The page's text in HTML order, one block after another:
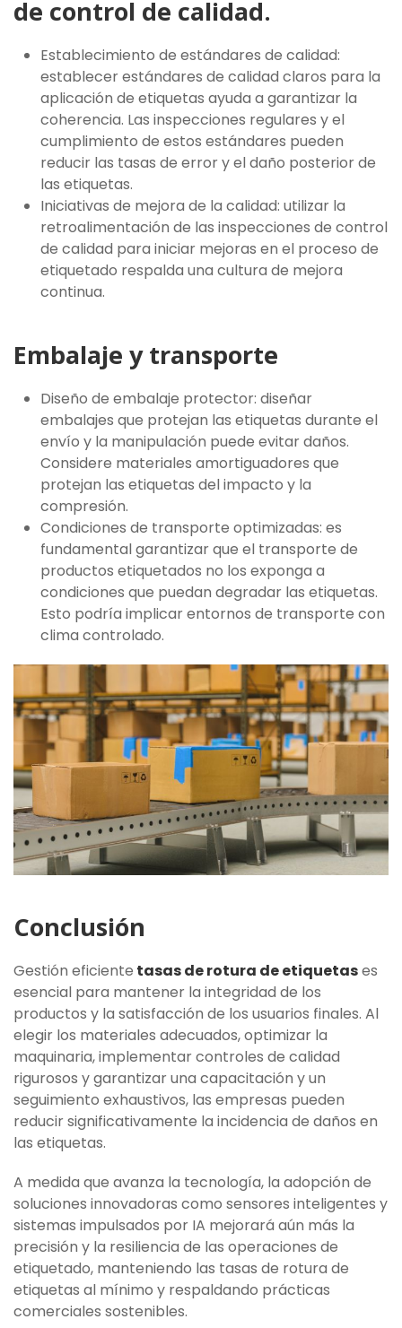
de control de calidad.
Establecimiento de estándares de calidad:
establecer estándares de calidad claros para la
aplicación de etiquetas ayuda a garantizar la
coherencia. Las inspecciones regulares y el
cumplimiento de estos estándares pueden
reducir las tasas de error y el daño posterior de
las etiquetas.
Iniciativas de mejora de la calidad: utilizar la
retroalimentación de las inspecciones de control
de calidad para iniciar mejoras en el proceso de
etiquetado respalda una cultura de mejora
continua.
Embalaje y transporte
Diseño de embalaje protector: diseñar
embalajes que protejan las etiquetas durante el
envío y la manipulación puede evitar daños.
Considere materiales amortiguadores que
protejan las etiquetas del impacto y la
compresión.
Condiciones de transporte optimizadas: es
fundamental garantizar que el transporte de
productos etiquetados no los exponga a
condiciones que puedan degradar las etiquetas.
Esto podría implicar entornos de transporte con
clima controlado.
Conclusión
Gestión eficiente tasas de rotura de etiquetases
esencial para mantener la integridad de los
productos y la satisfacción de los usuarios finales. Al
elegir los materiales adecuados, optimizar la
maquinaria, implementar controles de calidad
rigurosos y garantizar una capacitación y un
seguimiento exhaustivos, las empresas pueden
reducir significativamente la incidencia de daños en
las etiquetas.
A medida que avanza la tecnología, la adopción de
soluciones innovadoras como sensores inteligentes y
sistemas impulsados ​​por IA mejorará aún más la
precisión y la resiliencia de las operaciones de
etiquetado, manteniendo las tasas de rotura de
etiquetas al mínimo y respaldando prácticas
comerciales sostenibles.